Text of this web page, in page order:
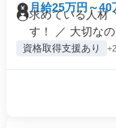
月給25万円～40
求めている人材
す！ ／ 大切なの
資格取得支援あり